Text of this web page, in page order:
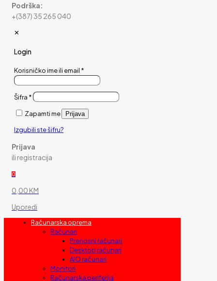
Podrška:
+(387) 35 265 040
✕
Login
Korisničko ime ili email *
Šifra *
Zapamti me Prijava
Izgubili ste šifru?
Prijava
ili registracija
0
0,00 KM
Uporedi
Računarska oprema
Računari
Prenosni računari
Desktop računari
AIO računari
Monitori
Računarska periferija